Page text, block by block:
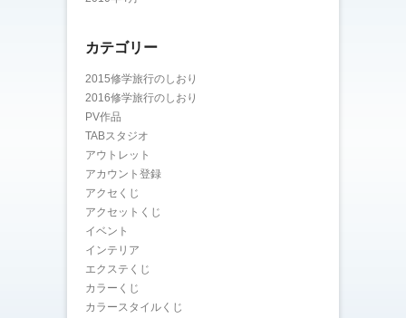
カテゴリー
2015修学旅行のしおり
2016修学旅行のしおり
PV作品
TABスタジオ
アウトレット
アカウント登録
アクセくじ
アクセットくじ
イベント
インテリア
エクステくじ
カラーくじ
カラースタイルくじ